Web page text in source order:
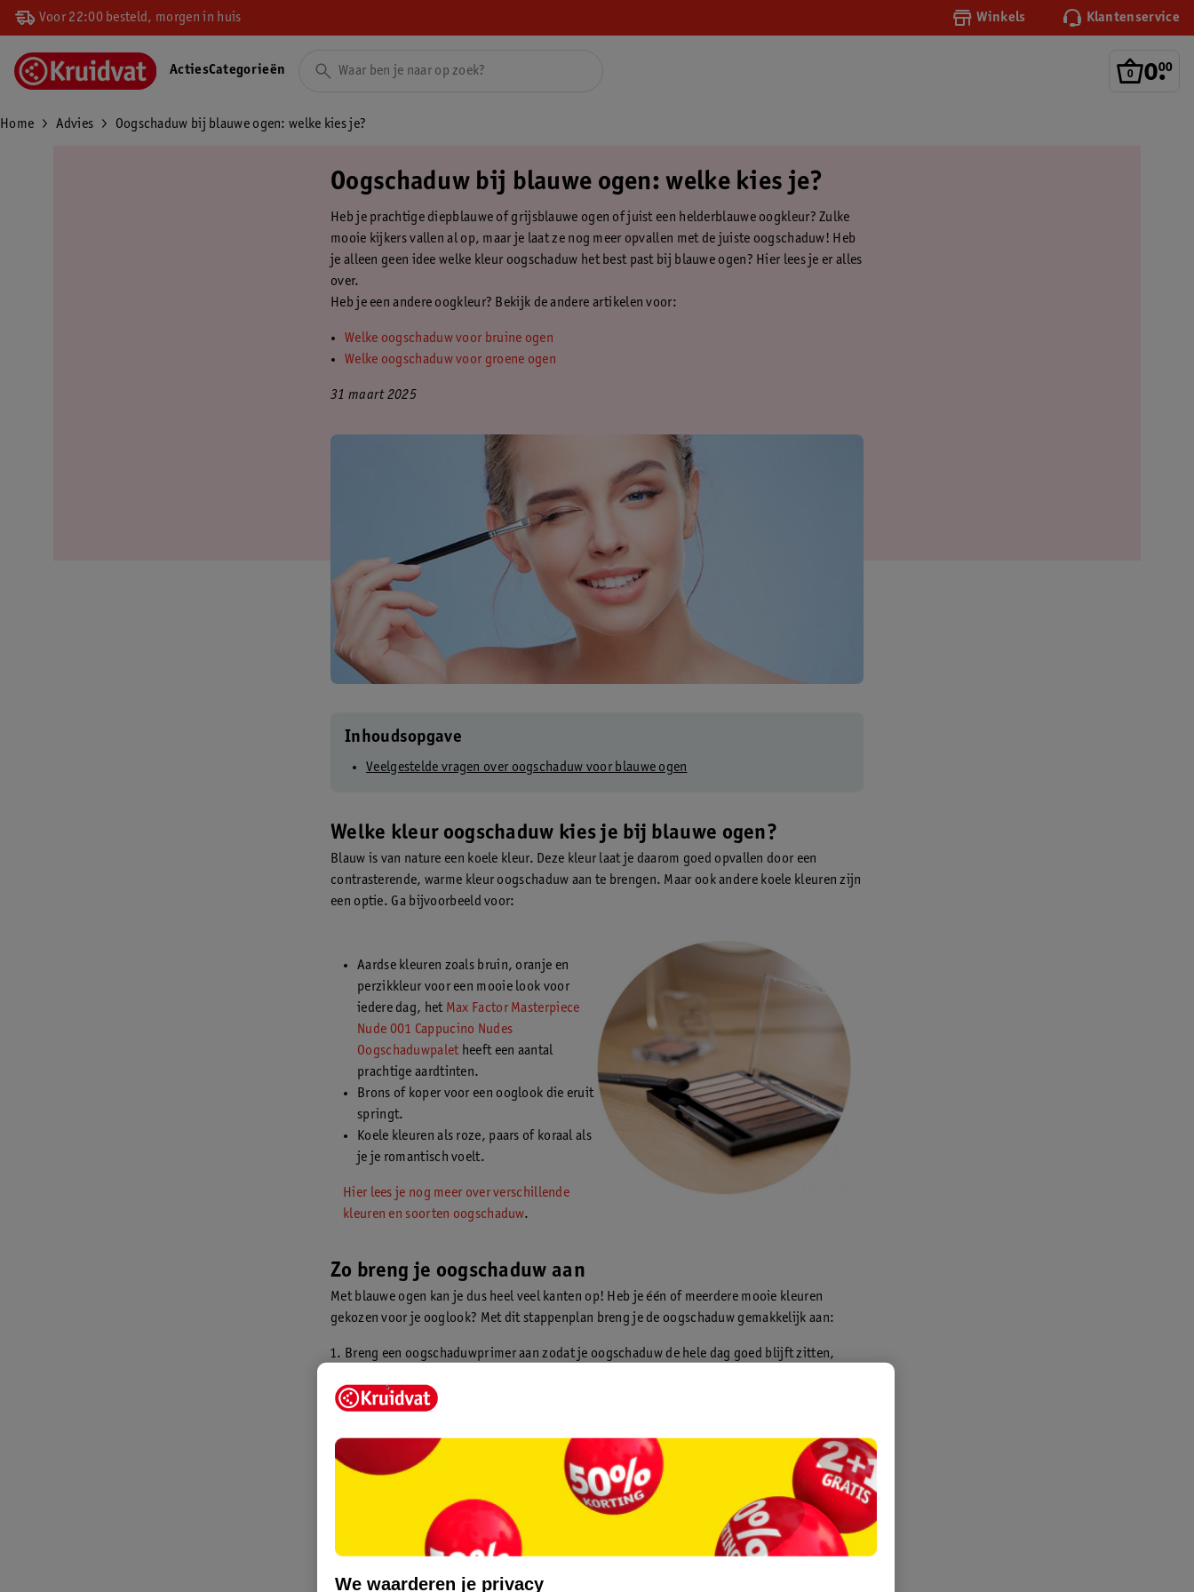
Voor 22:00 besteld, morgen in huis Winkels Klantenservice
0.
00
ActiesCategorieën
Home Advies Oogschaduw bij blauwe ogen: welke kies je?
Oogschaduw bij blauwe ogen: welke kies je?
Heb je prachtige diepblauwe of grijsblauwe ogen of juist een helderblauwe oogkleur? Zulke
mooie kijkers vallen al op, maar je laat ze nog meer opvallen met de juiste oogschaduw! Heb
je alleen geen idee welke kleur oogschaduw het best past bij blauwe ogen? Hier lees je er alles
over.
Heb je een andere oogkleur? Bekijk de andere artikelen voor:
Welke oogschaduw voor bruine ogen
Welke oogschaduw voor groene ogen
31 maart 2025
Inhoudsopgave
Veelgestelde vragen over oogschaduw voor blauwe ogen
Welke kleur oogschaduw kies je bij blauwe ogen?
Blauw is van nature een koele kleur. Deze kleur laat je daarom goed opvallen door een
contrasterende, warme kleur oogschaduw aan te brengen. Maar ook andere koele kleuren zijn
een optie. Ga bijvoorbeeld voor:
Aardse kleuren zoals bruin, oranje en
perzikkleur voor een mooie look voor
iedere dag, het Max Factor Masterpiece
Nude 001 Cappucino Nudes
Oogschaduwpaletheeft een aantal
prachtige aardtinten.
Brons of koper voor een ooglook die eruit
springt.
Koele kleuren als roze, paars of koraal als
je je romantisch voelt.
Hier lees je nog meer over verschillende
kleuren en soorten oogschaduw.
Zo breng je oogschaduw aan
Met blauwe ogen kan je dus heel veel kanten op! Heb je één of meerdere mooie kleuren
gekozen voor je ooglook? Met dit stappenplan breng je de oogschaduw gemakkelijk aan:
Breng een oogschaduwprimer aan zodat je oogschaduw de hele dag goed blijft zitten,
Kies je wapens! Deze
Je kan met één kleur werken, maar je krijgt het mooiste resultaat als je verschillende tinten
combineert. Kies dus een aantal tinten van de kleur die je wil aanbrengen (zowel lichte als
Heb je de kleuren gekozen? Breng dan eerst de lichtste kleur aan op je wenkbrauwbot (het
gedeelte net onder je wenkbrauw).
Breng een donkerdere tint aan op je ooglid, hierdoor lijken je oogleden langer en je blik
Breng de donkerste kleur aan in de buitenste ooghoek.
We waarderen je privacy